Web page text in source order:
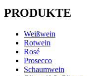
PRODUKTE
Weißwein
Rotwein
Rosé
Prosecco
Schaumwein